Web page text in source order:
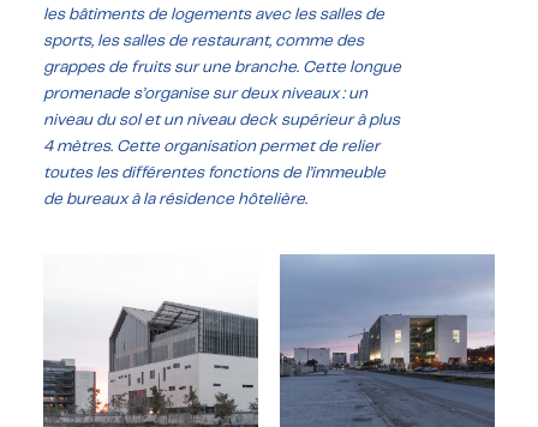
les bâtiments de logements avec les salles de
sports, les salles de restaurant, comme des
grappes de fruits sur une branche. Cette longue
promenade s’organise sur deux niveaux : un
niveau du sol et un niveau deck supérieur à plus
4 mètres. Cette organisation permet de relier
toutes les différentes fonctions de l’immeuble
de bureaux à la résidence hôtelière.